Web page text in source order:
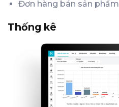
Đơn hàng bán sản phẩm
Thống kê